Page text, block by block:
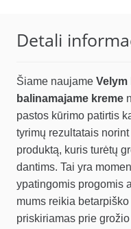
Detali
Šiame naujame Velym
balinamajame kreme
pastos kūrimo patirtis
tyrimų rezultatais
produktą, kuris turėtų
dantims. Tai yra
ypatingomis progomis
mums reikia
priskiriamas prie